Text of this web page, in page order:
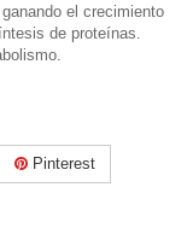
el crecimiento
de proteínas.
Pinterest